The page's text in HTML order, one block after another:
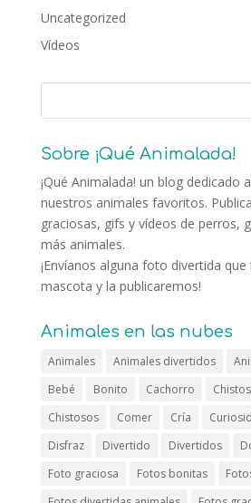
Uncategorized
Vídeos
Sobre ¡Qué Animalada!
¡Qué Animalada! un blog dedicado
nuestros animales favoritos.
graciosas, gifs y vídeos de perros,
más animales.
¡Envíanos alguna foto divertida
mascota y la publicaremos!
Animales en las nubes
Animales Animales divertidos
Bebé
Bonito Cachorro
Chistosos
Comer Cría
Disfraz
Divertido Divertidos
Foto graciosa
Fotos bonitas